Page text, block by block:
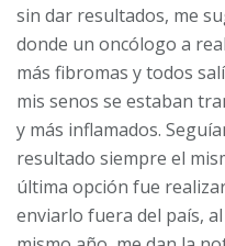
sin dar resultados, me
donde un oncólogo a
más fibromas y todos
mis senos se estaban
y más inflamados.
resultado siempre el
última opción fue
enviarlo fuera del país,